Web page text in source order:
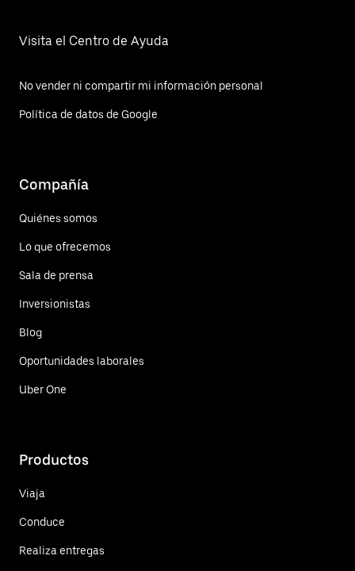
Visita el Centro de Ayuda
No vender ni compartir mi información personal
Política de datos de Google
Compañía
Quiénes somos
Lo que ofrecemos
Sala de prensa
Inversionistas
Blog
Oportunidades laborales
Uber One
Productos
Viaja
Conduce
Realiza entregas